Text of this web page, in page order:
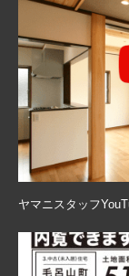
ヤマニスタッフ